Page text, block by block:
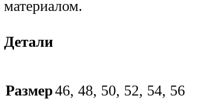
материалом.
Детали
Размер46, 48, 50, 52, 54, 56